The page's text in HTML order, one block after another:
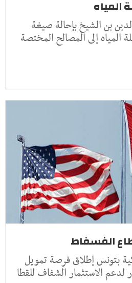
المياه
بن الشيخ بإحالة صيغة
إلى المصالح المختصة
الفسفاط
بتونس إطلاق فرصة تمويل